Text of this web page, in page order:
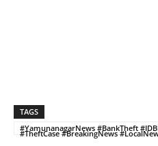
TAGS
#YamunanagarNews #BankTheft
#TheftCase #BreakingNews